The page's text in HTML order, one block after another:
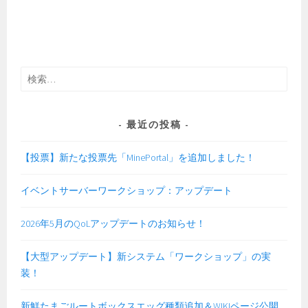
検
最近の投稿
【投票】新たな投票先「MinePortal」を追加しました！
イベントサーバーワークショップ：アップデート
2026年5月のQoLアップデートのお知らせ！
【大型アップデート】新システム「ワークショップ」の実
装！